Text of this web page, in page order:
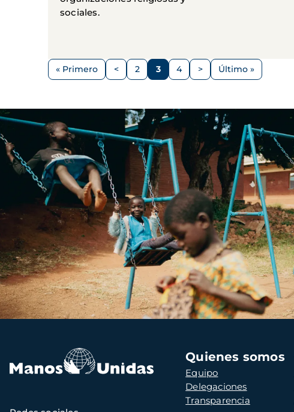
sociales.
Paginación
Primera
« Primero
Página
< Página
2 Página
3 Página
4
Siguiente
>
Última
Último »
Navegación
principal
Quienes somos
Equipo
Delegaciones
Transparencia